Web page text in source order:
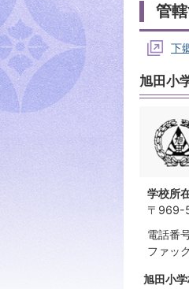
管
下
旭田小
学校所
〒969-
電話番
ファッ
旭田小